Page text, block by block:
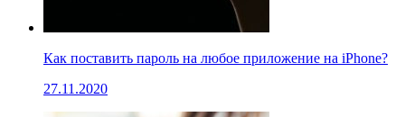
Как поставить пароль на любое приложение на iPhone?
27.11.2020